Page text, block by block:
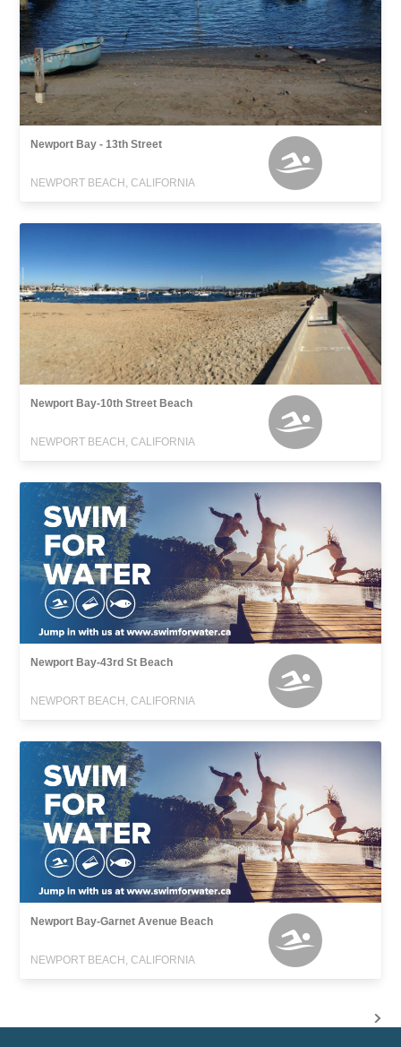
Newport Bay - 13th Street
NEWPORT BEACH, CALIFORNIA
Newport Bay-10th Street Beach
NEWPORT BEACH, CALIFORNIA
Newport Bay-43rd St Beach
NEWPORT BEACH, CALIFORNIA
Newport Bay-Garnet Avenue Beach
NEWPORT BEACH, CALIFORNIA